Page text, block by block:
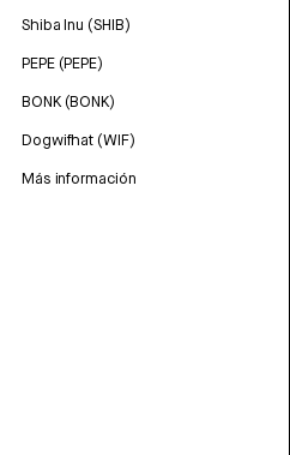
Shiba Inu (SHIB)
PEPE (PEPE)
BONK (BONK)
Dogwifhat (WIF)
Más información